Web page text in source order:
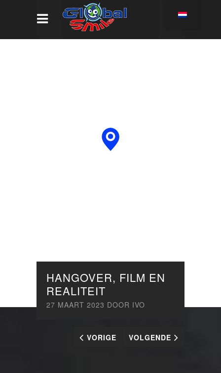
VORIGE VOLGENDE
HANGOVER, FILM EN
REALITEIT
27 MAART 2023 DOOR IVO